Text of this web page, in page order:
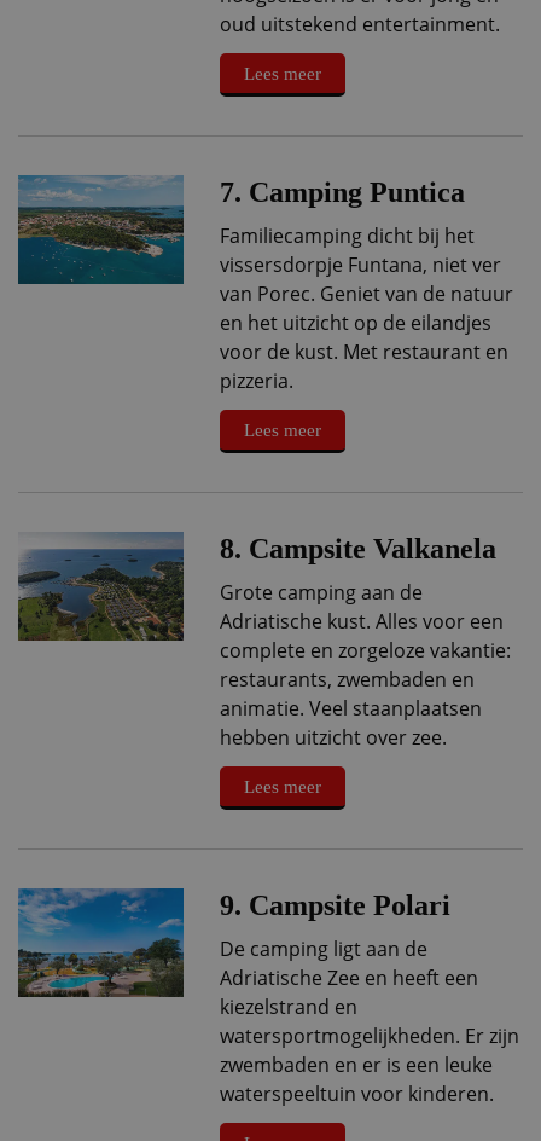
oud uitstekend entertainment.
Lees meer
7. Camping Puntica
Familiecamping dicht bij het
vissersdorpje Funtana, niet ver
van Porec. Geniet van de natuur
en het uitzicht op de eilandjes
voor de kust. Met restaurant en
pizzeria.
Lees meer
8. Campsite Valkanela
Grote camping aan de
Adriatische kust. Alles voor een
complete en zorgeloze vakantie:
restaurants, zwembaden en
animatie. Veel staanplaatsen
hebben uitzicht over zee.
Lees meer
9. Campsite Polari
De camping ligt aan de
Adriatische Zee en heeft een
kiezelstrand en
watersportmogelijkheden. Er zijn
zwembaden en er is een leuke
waterspeeltuin voor kinderen.